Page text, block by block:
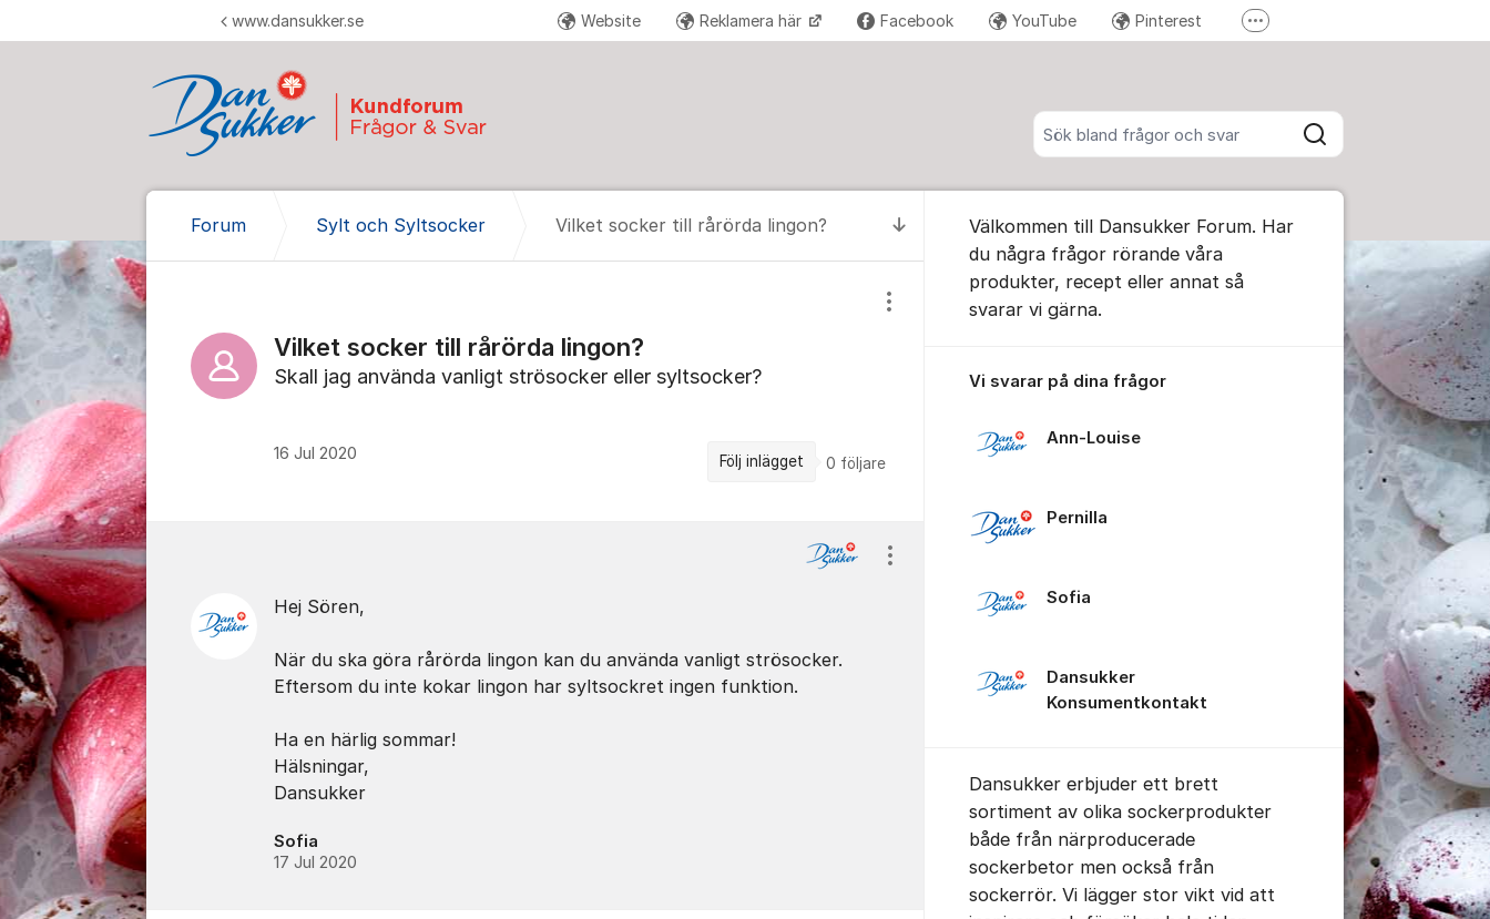
Sök bland alla inlägg
Sök
www.dansukker.se Website Reklamera här Facebook YouTube Pinterest Fler supportlänkar
Till senaste kommentaren
Forum Sylt och Syltsocker Vilket socker till rårörda lingon?
Vilket socker till rårörda lingon?
Visa/dölj inställningar för inlägg/kommentar
Skall jag använda vanligt strösocker eller syltsocker?
16 Jul 2020 Följ inlägget 0 följare
Hej Sören,
När du ska göra rårörda lingon kan du använda vanligt strösocker.
Eftersom du inte kokar lingon har syltsockret ingen funktion.
Ha en härlig sommar!
Hälsningar,
Dansukker
Sofia
17 Jul 2020
Visa/dölj inställningar för inlägg/kommentar
Välkommen till Dansukker Forum. Har
du några frågor rörande våra
produkter, recept eller annat så
svarar vi gärna.
Vi svarar på dina frågor
Ann-Louise
Pernilla
Sofia
Dansukker
Konsumentkontakt
Dansukker erbjuder ett brett
sortiment av olika sockerprodukter
både från närproducerade
sockerbetor men också från
sockerrör. Vi lägger stor vikt vid att